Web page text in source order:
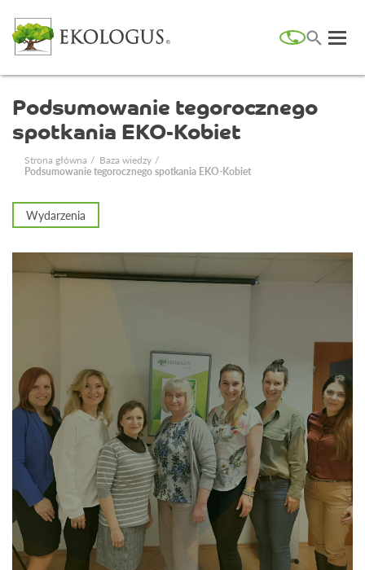
Podsumowanie tegorocznego
spotkania EKO-Kobiet
Strona główna
Baza wiedzy
Podsumowanie tegorocznego spotkania EKO-Kobiet
Wydarzenia